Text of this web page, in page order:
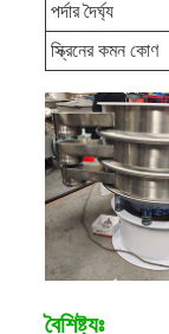
পর্দার দৈর্ঘ্য
স্ক্রিনের কমন কোণ
বৈশিষ্ট্যঃ